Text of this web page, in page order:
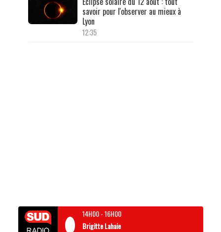
savoir pour l'observer au mieux à
Lyon
12:35
14H00-16H00
Brigitte Lahaie